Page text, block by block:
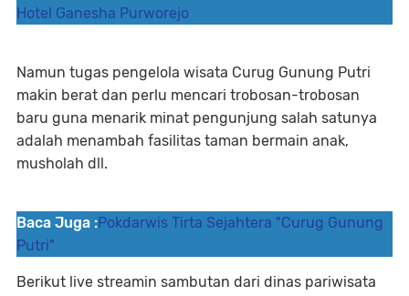
Hotel Ganesha Purworejo
Namun tugas pengelola wisata Curug Gunung Putri
makin berat dan perlu mencari trobosan-trobosan
baru guna menarik minat pengunjung salah satunya
adalah menambah fasilitas taman bermain anak,
musholah dll.
Baca Juga :Pokdarwis Tirta Sejahtera "Curug Gunung
Putri"
Berikut live streamin sambutan dari dinas pariwisata